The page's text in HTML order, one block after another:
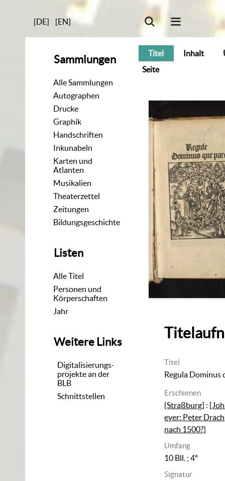
[DE] [EN]
Sammlungen
Alle Sammlungen
Autographen
Drucke
Graphik
Handschriften
Inkunabeln
Karten und
Atlanten
Musikalien
Theaterzettel
Zeitungen
Bildungsgeschichte
Listen
Alle Titel
Personen und
Körperschaften
Jahr
Weitere Links
Digitalisierungs-
projekte an der
BLB
Schnittstellen
Titel Inhalt
Seite
Titel
Regula Dominus
Erschienen
[Straßburg] :
eyer: Peter
nach 1500?]
Umfang
10 Bll. ; 4º
Signatur